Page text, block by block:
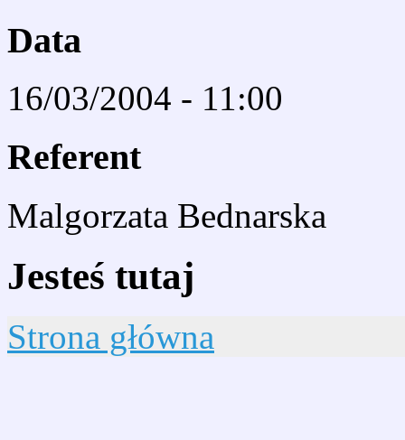
Data
16/03/2004 - 11:00
Referent
Malgorzata Bednarska
Jesteś tutaj
Strona główna